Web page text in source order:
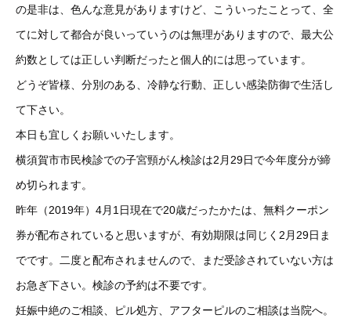
の是非は、色んな意見がありますけど、こういったことって、全
てに対して都合が良いっていうのは無理がありますので、最大公
約数としては正しい判断だったと個人的には思っています。
どうぞ皆様、分別のある、冷静な行動、正しい感染防御で生活し
て下さい。
本日も宜しくお願いいたします。
横須賀市市民検診での子宮頸がん検診は2月29日で今年度分が締
め切られます。
昨年（2019年）4月1日現在で20歳だったかたは、無料クーポン
券が配布されていると思いますが、有効期限は同じく2月29日ま
でです。二度と配布されませんので、まだ受診されていない方は
お急ぎ下さい。検診の予約は不要です。
妊娠中絶のご相談、ピル処方、アフターピルのご相談は当院へ。